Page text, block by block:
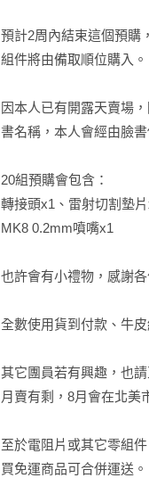
預計2周內結束這個預購
組件將由備取順位購入。
因本人已有開露天賣場
書名稱，本人會經由臉
20組預購會包含：
轉接頭x1、雷射切割墊
MK8 0.2mm噴嘴x1
也許會有小禮物，感謝
全數使用貨到付款、牛皮
其它團員若有興趣，也
月賣有剩，8月會在北美
至於電阻片或其它零組
買免運商品可合併運送。